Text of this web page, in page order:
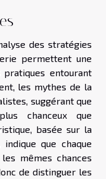
des stratégies
permettent une
entourant
les mythes de la
suggérant que
chanceux que
basée sur la
que chaque
mêmes chances
de distinguer les